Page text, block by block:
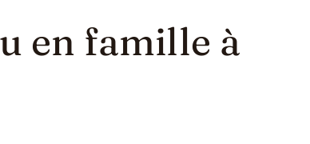
en famille à